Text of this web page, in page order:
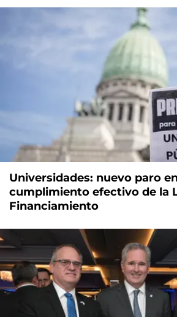
Universidades: nuevo paro
cumplimiento efectivo de la
Financiamiento